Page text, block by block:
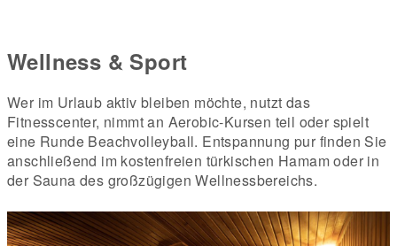
Wellness & Sport
Wer im Urlaub aktiv bleiben möchte, nutzt das
Fitnesscenter, nimmt an Aerobic-Kursen teil oder spielt
eine Runde Beachvolleyball. Entspannung pur finden Sie
anschließend im kostenfreien türkischen Hamam oder in
der Sauna des großzügigen Wellnessbereichs.